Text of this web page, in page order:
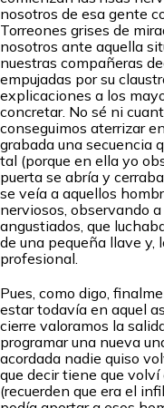
nosotros de esa gente
Torreones grises de
nosotros ante aquella
nuestras compañeras
empujadas por su
explicaciones a los
concretar. No sé ni
conseguimos aterrizar
grabada una secuencia
tal (porque en ella yo
puerta se abría y
se veía a aquellos
nerviosos, observando
angustiados, que
de una pequeña llave y,
profesional.
Pues, como digo,
estar todavía en aquel
cierre valoramos la
programar una nueva
acordada nadie quiso
que decir tiene que
(recuerden que era el